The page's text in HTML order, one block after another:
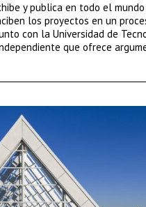
y publica en todo el
los proyectos en un
con la Universidad de
que ofrece